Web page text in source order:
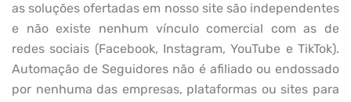
as soluções ofertadas em nosso site são independentes
e não existe nenhum vínculo comercial com as de
redes sociais (Facebook, Instagram, YouTube e TikTok).
Automação de Seguidores não é afiliado ou endossado
por nenhuma das empresas, plataformas ou sites para